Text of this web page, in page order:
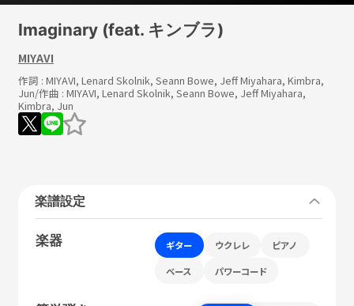
Imaginary (feat. キンブラ)
MIYAVI
作詞 : MIYAVI, Lenard Skolnik, Seann Bowe, Jeff Miyahara, Kimbra,
Jun/作曲 : MIYAVI, Lenard Skolnik, Seann Bowe, Jeff Miyahara,
Kimbra, Jun
楽譜設定
楽器 ギター ウクレレ ピアノ
ベース パワーコード